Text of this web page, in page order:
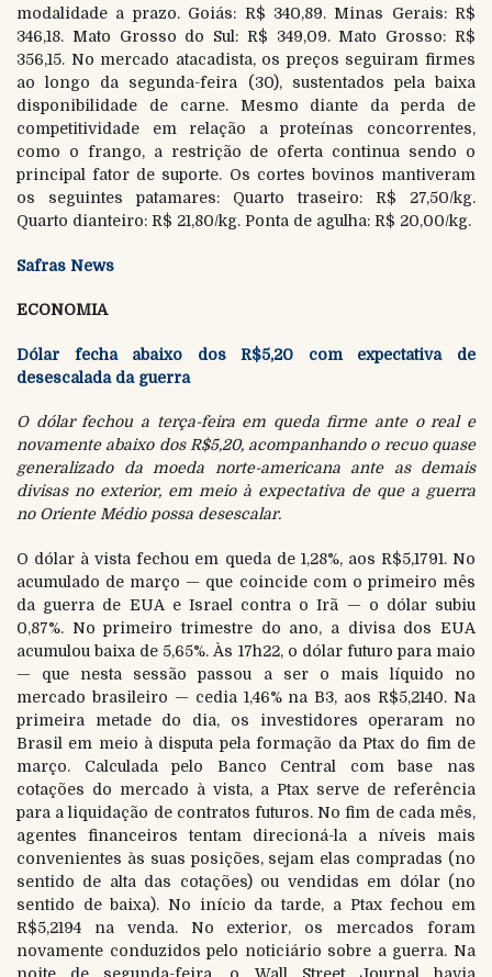
modalidade a prazo. Goiás: R$ 340,89. Minas Gerais: R$
346,18. Mato Grosso do Sul: R$ 349,09. Mato Grosso: R$
356,15. No mercado atacadista, os preços seguiram firmes
ao longo da segunda-feira (30), sustentados pela baixa
disponibilidade de carne. Mesmo diante da perda de
competitividade em relação a proteínas concorrentes,
como o frango, a restrição de oferta continua sendo o
principal fator de suporte. Os cortes bovinos mantiveram
os seguintes patamares: Quarto traseiro: R$ 27,50/kg.
Quarto dianteiro: R$ 21,80/kg. Ponta de agulha: R$ 20,00/kg.
Safras News
ECONOMIA
Dólar fecha abaixo dos R$5,20 com expectativa de
desescalada da guerra
O dólar fechou a terça-feira em queda firme ante o real e
novamente abaixo dos R$5,20, acompanhando o recuo quase
generalizado da moeda norte-americana ante as demais
divisas no exterior, em meio à expectativa de que a guerra
no Oriente Médio possa desescalar.
O dólar à vista fechou em queda de 1,28%, aos R$5,1791. No
acumulado de março — que coincide com o primeiro mês
da guerra de EUA e Israel contra o Irã — o dólar subiu
0,87%. No primeiro trimestre do ano, a divisa dos EUA
acumulou baixa de 5,65%. Às 17h22, o dólar futuro para maio
— que nesta sessão passou a ser o mais líquido no
mercado brasileiro — cedia 1,46% na B3, aos R$5,2140. Na
primeira metade do dia, os investidores operaram no
Brasil em meio à disputa pela formação da Ptax do fim de
março. Calculada pelo Banco Central com base nas
cotações do mercado à vista, a Ptax serve de referência
para a liquidação de contratos futuros. No fim de cada mês,
agentes financeiros tentam direcioná-la a níveis mais
convenientes às suas posições, sejam elas compradas (no
sentido de alta das cotações) ou vendidas em dólar (no
sentido de baixa). No início da tarde, a Ptax fechou em
R$5,2194 na venda. No exterior, os mercados foram
novamente conduzidos pelo noticiário sobre a guerra. Na